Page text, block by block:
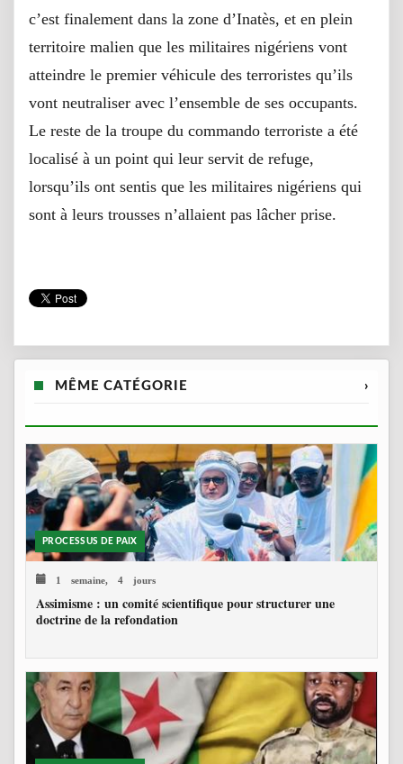
c’est finalement dans la zone d’Inatès, et en plein
territoire malien que les militaires nigériens vont
atteindre le premier véhicule des terroristes qu’ils
vont neutraliser avec l’ensemble de ses occupants.
Le reste de la troupe du commando terroriste a été
localisé à un point qui leur servit de refuge,
lorsqu’ils ont sentis que les militaires nigériens qui
sont à leurs trousses n’allaient pas lâcher prise.
MÊME CATÉGORIE ›
PROCESSUS DE PAIX
1 semaine, 4 jours
Assimisme : un comité scientifique pour structurer une
doctrine de la refondation